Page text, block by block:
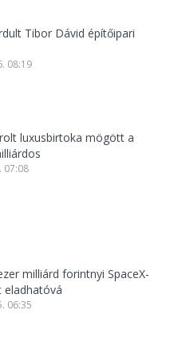
Tibor Dávid építőipari
08:19
luxusbirtoka mögött a
07:08
milliárd forintnyi SpaceX-
eladhatóvá
06:35